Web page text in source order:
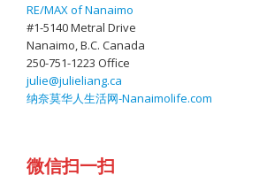
RE/MAX of Nanaimo
#1-5140 Metral Drive
Nanaimo, B.C. Canada
250-751-1223 Office
julie@julieliang.ca
纳奈莫华人生活网-Nanaimolife.com
微信扫一扫